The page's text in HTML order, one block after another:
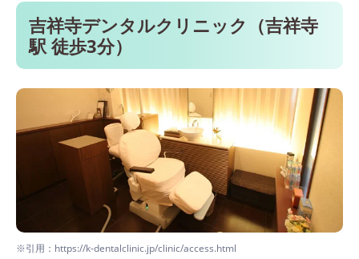
吉祥寺デンタルクリニック（吉祥寺
駅 徒歩3分）
※引用：https://k-dentalclinic.jp/clinic/access.html